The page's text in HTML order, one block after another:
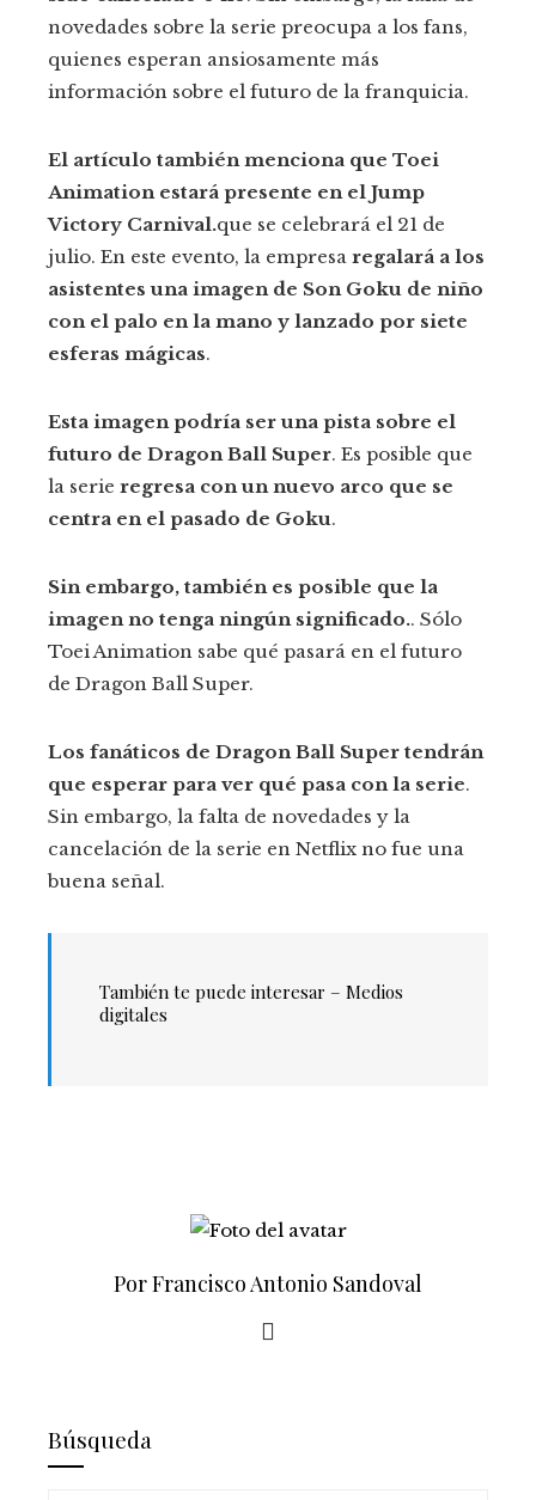
novedades sobre la serie preocupa a los fans,
quienes esperan ansiosamente más
información sobre el futuro de la franquicia.
El artículo también menciona que Toei
Animation estará presente en el Jump
Victory Carnival.que se celebrará el 21 de
julio. En este evento, la empresa regalará a los
asistentes una imagen de Son Goku de niño
con el palo en la mano y lanzado por siete
esferas mágicas.
Esta imagen podría ser una pista sobre el
futuro de Dragon Ball Super. Es posible que
la serie regresa con un nuevo arco que se
centra en el pasado de Goku.
Sin embargo, también es posible que la
imagen no tenga ningún significado.. Sólo
Toei Animation sabe qué pasará en el futuro
de Dragon Ball Super.
Los fanáticos de Dragon Ball Super tendrán
que esperar para ver qué pasa con la serie.
Sin embargo, la falta de novedades y la
cancelación de la serie en Netflix no fue una
buena señal.
También te puede interesar – Medios
digitales
Por Francisco Antonio Sandoval
Búsqueda